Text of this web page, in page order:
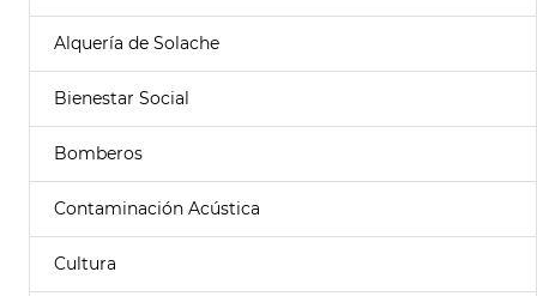
Alquería de Solache
Bienestar Social
Bomberos
Contaminación Acústica
Cultura